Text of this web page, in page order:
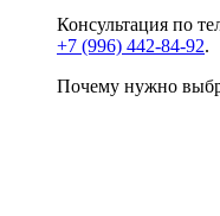
Консультация по
+7 (996) 442-84-92.
Почему нужно